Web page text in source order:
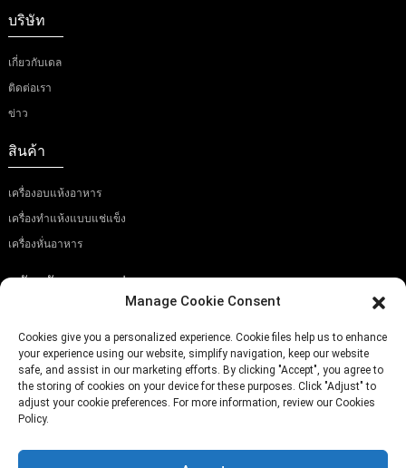
บริษัท
เกี่ยวกับเดล
ติดต่อเรา
ข่าว
สินค้า
เครื่องอบแห้งอาหาร
เครื่องทำแห้งแบบแช่แข็ง
เครื่องหั่นอาหาร
สมัครรับจดหมายข่าวของเรา
ส่ง
Manage Cookie Consent
Cookies give you a personalized experience. Cookie files help us to enhance
your experience using our website, simplify navigation, keep our website
safe, and assist in our marketing efforts. By clicking "Accept", you agree to
the storing of cookies on your device for these purposes. Click "Adjust" to
adjust your cookie preferences. For more information, review our Cookies
Policy.